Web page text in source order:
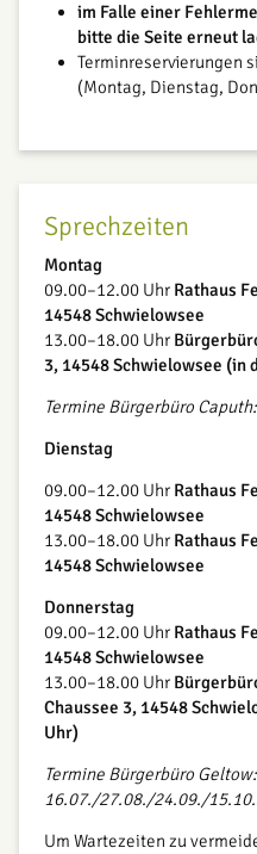
im Falle einer
bitte die Seite erneut
Terminreservierungen
(Montag, Dienstag,
Sprechzeiten
Montag
09.00–12.00 Uhr Rathaus
14548 Schwielowsee
13.00–18.00 Uhr
3, 14548 Schwielowsee (in
Termine Bürgerbüro
Dienstag
09.00–12.00 Uhr Rathaus
14548 Schwielowsee
13.00–18.00 Uhr Rathaus
14548 Schwielowsee
Donnerstag
09.00–12.00 Uhr Rathaus
14548 Schwielowsee
13.00–18.00 Uhr
Chaussee 3, 14548
Uhr)
Termine Bürgerbüro Geltow:
16.07./27.08./24.09./
Um Wartezeiten zu